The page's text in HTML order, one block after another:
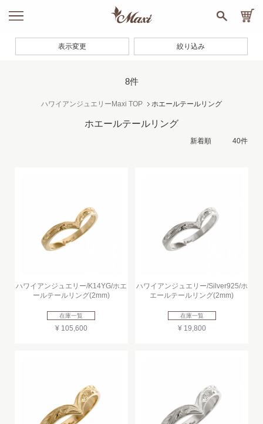
8件
ハワイアンジュエリーMaxi TOP ホエールテールリング
ホエールテールリング
ハワイアンジュエリー/K14YG/ホエ
ールテールリング(2mm)
在庫一覧
¥ 105,600
ハワイアンジュエリー/Silver925/ホ
エールテールリング(2mm)
在庫一覧
¥ 19,800
表示変更 絞り込み